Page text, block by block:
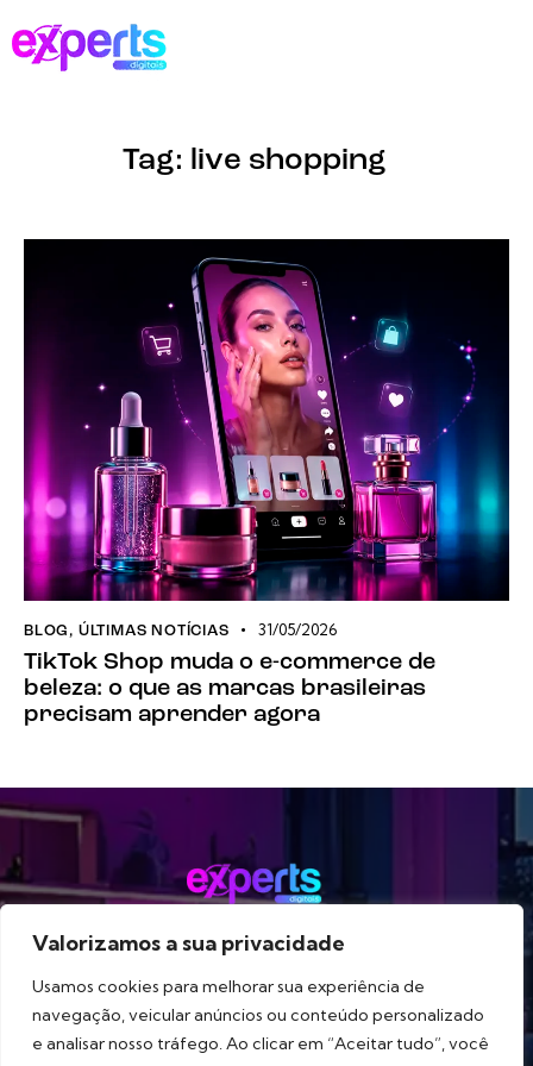
Valorizamos a sua privacidade
Usamos cookies para melhorar sua experiência de
navegação, veicular anúncios ou conteúdo personalizado
e analisar nosso tráfego. Ao clicar em “Aceitar tudo”, você
Tag: live shopping
BLOG , ÚLTIMAS NOTÍCIAS 31/05/2026
TikTok Shop muda o e-commerce de
beleza: o que as marcas brasileiras
precisam aprender agora
Método Serviços Portfólio Blog